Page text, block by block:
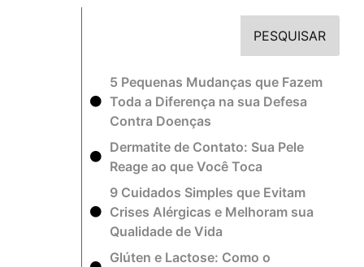
PESQUISAR
5 Pequenas Mudanças que Fazem
Toda a Diferença na sua Defesa
Contra Doenças
Dermatite de Contato: Sua Pele
Reage ao que Você Toca
9 Cuidados Simples que Evitam
Crises Alérgicas e Melhoram sua
Qualidade de Vida
Glúten e Lactose: Como o